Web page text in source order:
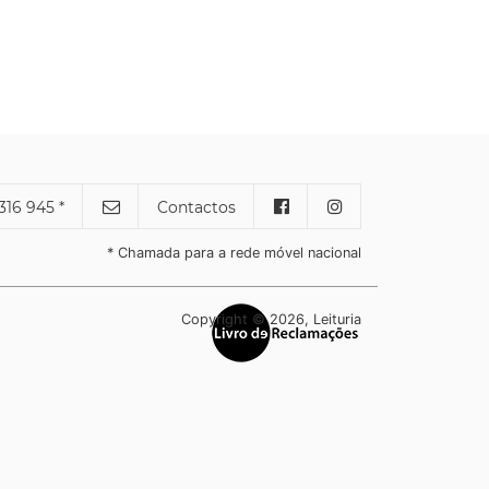
945 * Contactos
* Chamada para a rede móvel nacional
Copyright © 2026, Leituria